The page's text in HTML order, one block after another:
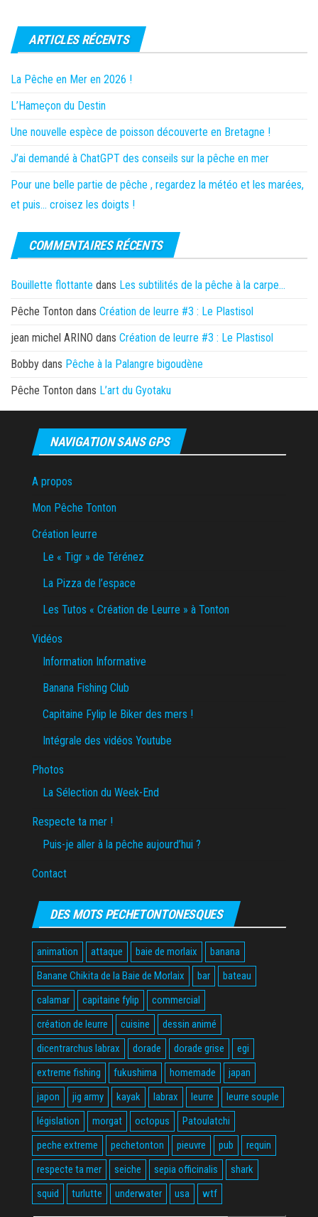
ARTICLES RÉCENTS
La Pêche en Mer en 2026 !
L’Hameçon du Destin
Une nouvelle espèce de poisson découverte en Bretagne !
J’ai demandé à ChatGPT des conseils sur la pêche en mer
Pour une belle partie de pêche , regardez la météo et les marées,
et puis… croisez les doigts !
COMMENTAIRES RÉCENTS
Bouillette flottante dans Les subtilités de la pêche à la carpe…
Pêche Tonton dans Création de leurre #3 : Le Plastisol
jean michel ARINO dans Création de leurre #3 : Le Plastisol
Bobby dans Pêche à la Palangre bigoudène
Pêche Tonton dans L’art du Gyotaku
NAVIGATION SANS GPS
A propos
Mon Pêche Tonton
Création leurre
Le « Tigr » de Térénez
La Pizza de l’espace
Les Tutos « Création de Leurre » à Tonton
Vidéos
Information Informative
Banana Fishing Club
Capitaine Fylip le Biker des mers !
Intégrale des vidéos Youtube
Photos
La Sélection du Week-End
Respecte ta mer !
Puis-je aller à la pêche aujourd’hui ?
Contact
DES MOTS PECHETONTONESQUES
animation attaque baie de morlaix
banana
Banane Chikita de la Baie de Morlaix
bar
bateau
calamar
capitaine fylip
commercial
création de leurre
cuisine
dessin animé
dicentrarchus labrax
dorade dorade grise
egi
extreme fishing
fukushima homemade
japan
japon
jig army kayak labrax leurre
leurre souple
législation
morgat octopus
Patoulatchi
peche extreme
pechetonton pieuvre pub
requin
respecte ta mer
seiche sepia officinalis
shark
squid
turlutte underwater usa wtf